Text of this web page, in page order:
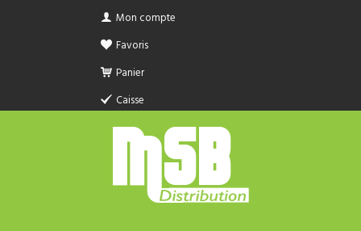
Mon compte
Favoris
Panier
Caisse